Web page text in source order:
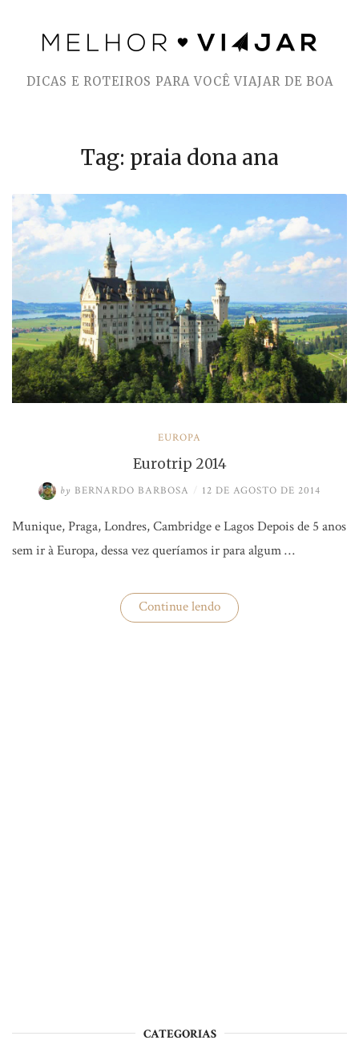
content
DICAS E ROTEIROS PARA VOCÊ VIAJAR DE BOA
Tag: praia dona ana
EUROPA
Eurotrip 2014
by BERNARDO BARBOSA / 12 DE AGOSTO DE 2014
Munique, Praga, Londres, Cambridge e Lagos Depois de 5 anos
sem ir à Europa, dessa vez queríamos ir para algum …
Continue lendo“Eurotrip
2014”
CATEGORIAS